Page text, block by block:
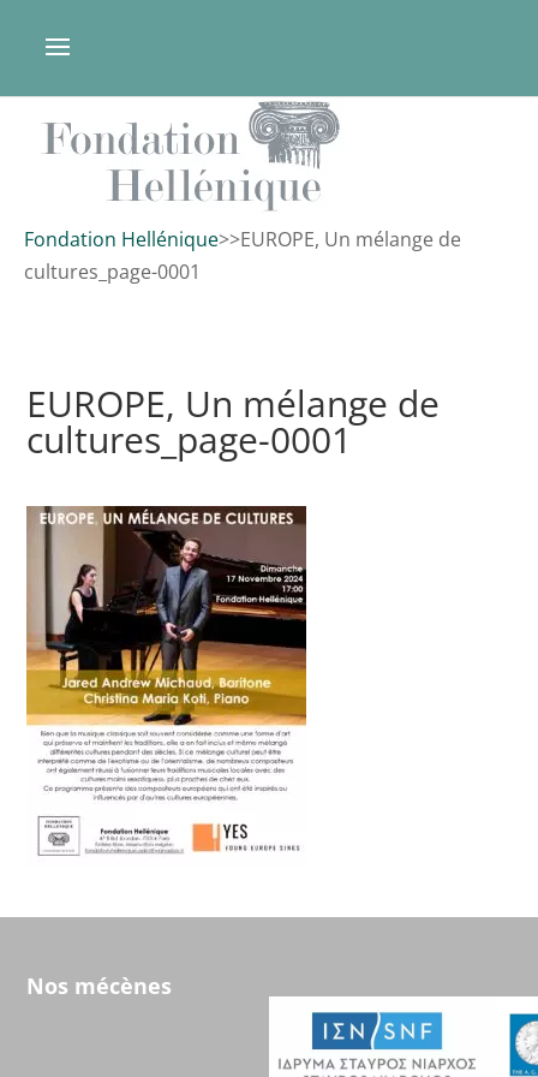
Fondation Hellénique>>EUROPE, Un mélange de
cultures_page-0001
EUROPE, Un mélange de
cultures_page-0001
Nos mécènes